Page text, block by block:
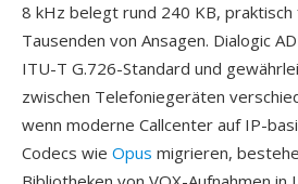
8 kHz belegt rund 240 KB,
Tausenden von Ansagen. Dialogic
ITU-T G.726-Standard und
zwischen Telefoniegeräten
wenn moderne Callcenter auf IP-
Codecs wie Opus migrieren,